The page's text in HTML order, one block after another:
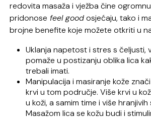
redovita masaža i vježba čine
pridonose feel goodosjećaju, tako i
brojne benefite koje možete otkriti u
Uklanja napetost i stres s čeljusti,
pomaže u postizanju oblika lica
trebali imati.
Manipulacija i masiranje kože
krvi u tom područje. Više krvi u
u koži, a samim time i više
Masažom lica se kožu budi i